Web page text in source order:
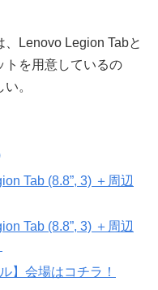
Lenovo Legion Tabと
トを用意しているの
。
Tab (8.8”, 3) ＋周辺
Tab (8.8”, 3) ＋周辺
】会場はコチラ！